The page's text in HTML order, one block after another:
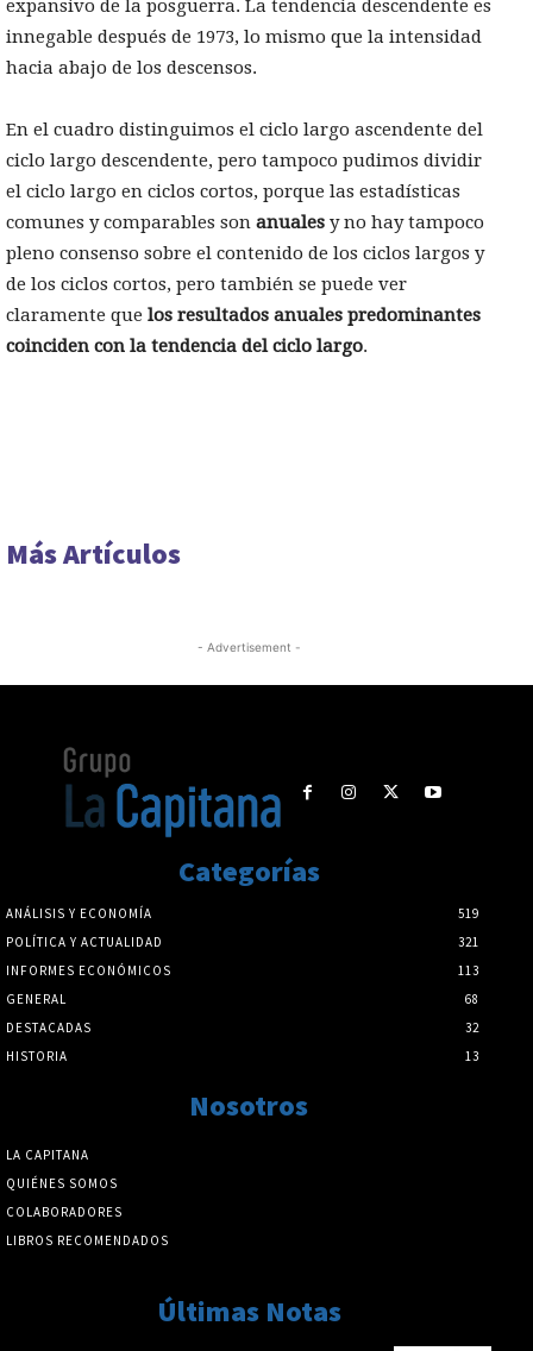
expansivo de la posguerra. La tendencia descendente es
innegable después de 1973, lo mismo que la intensidad
hacia abajo de los descensos.
En el cuadro distinguimos el ciclo largo ascendente del
ciclo largo descendente, pero tampoco pudimos dividir
el ciclo largo en ciclos cortos, porque las estadísticas
comunes y comparables son anuales y no hay tampoco
pleno consenso sobre el contenido de los ciclos largos y
de los ciclos cortos, pero también se puede ver
claramente que los resultados anuales predominantes
coinciden con la tendencia del ciclo largo.
Más Artículos
- Advertisement -
Categorías
ANÁLISIS Y ECONOMÍA
519
POLÍTICA Y ACTUALIDAD
321
INFORMES ECONÓMICOS
113
GENERAL
68
DESTACADAS
32
HISTORIA
13
Nosotros
LA CAPITANA
QUIÉNES SOMOS
COLABORADORES
LIBROS RECOMENDADOS
Últimas Notas